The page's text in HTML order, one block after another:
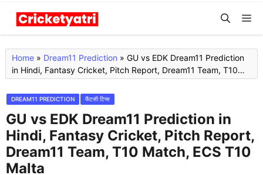
Skip
content
Home » Dream11 Prediction » GU vs EDK Dream11 Prediction
in Hindi, Fantasy Cricket, Pitch Report, Dream11 Team, T10
Match, ECS T10 Malta
DREAM11 PREDICTION फैंटसी टिप्स
GU vs EDK Dream11 Prediction in
Hindi, Fantasy Cricket, Pitch Report,
Dream11 Team, T10 Match, ECS T10
Malta